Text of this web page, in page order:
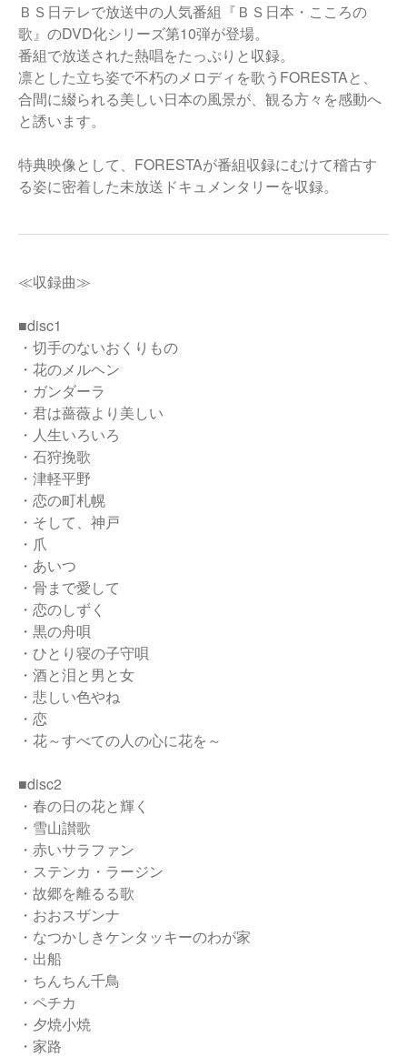
ＢＳ日テレで放送中の人気番組『ＢＳ日本・こころの
歌』のDVD化シリーズ第10弾が登場。
番組で放送された熱唱をたっぷりと収録。
凛とした立ち姿で不朽のメロディを歌うFORESTAと、
合間に綴られる美しい日本の風景が、観る方々を感動へ
と誘います。
特典映像として、FORESTAが番組収録にむけて稽古す
る姿に密着した未放送ドキュメンタリーを収録。
≪収録曲≫
■disc1
・切手のないおくりもの
・花のメルヘン
・ガンダーラ
・君は薔薇より美しい
・人生いろいろ
・石狩挽歌
・津軽平野
・恋の町札幌
・そして、神戸
・爪
・あいつ
・骨まで愛して
・恋のしずく
・黒の舟唄
・ひとり寝の子守唄
・酒と泪と男と女
・悲しい色やね
・恋
・花～すべての人の心に花を～
■disc2
・春の日の花と輝く
・雪山讃歌
・赤いサラファン
・ステンカ・ラージン
・故郷を離るる歌
・おおスザンナ
・なつかしきケンタッキーのわが家
・出船
・ちんちん千鳥
・ペチカ
・夕焼小焼
・家路